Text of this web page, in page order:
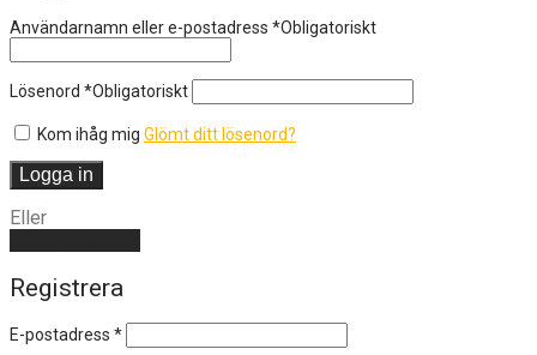
Användarnamn eller e-postadress *Obligatoriskt
Lösenord *Obligatoriskt
Kom ihåg mig Glömt ditt lösenord?
Logga in
Eller
Registrera
E-postadress *